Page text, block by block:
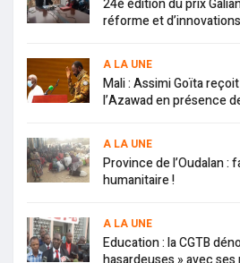
24è édition du prix
réforme et d’innovations
A LA UNE
Mali : Assimi Goïta
l’Azawad en présence
A LA UNE
Province de l’Oudalan
humanitaire !
A LA UNE
Education : la CGTB